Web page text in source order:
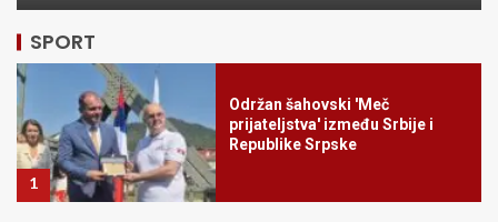
SPORT
1
Održan šahovski 'Meč
prijateljstva' između Srbije i
Republike Srpske